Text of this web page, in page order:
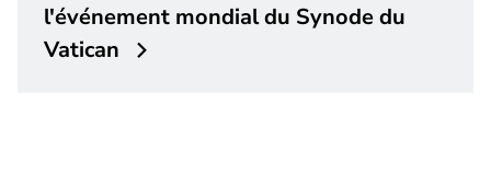
l'événement mondial du Synode du
Vatican